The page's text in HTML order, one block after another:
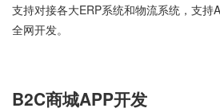
支持对接各大ERP系统和物流系统，支持
全网开发。
B2C商城APP开发